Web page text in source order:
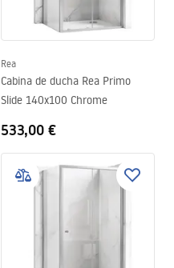
Rea
Cabina de ducha Rea Primo
Slide 140x100 Chrome
533,00 €